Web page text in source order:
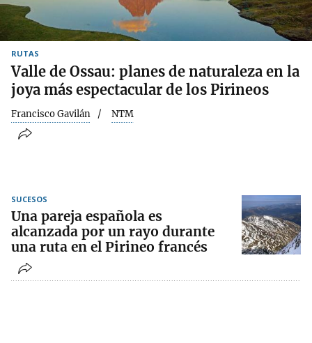
RUTAS
Valle de Ossau: planes de naturaleza en la
joya más espectacular de los Pirineos
Francisco Gavilán NTM
SUCESOS
Una pareja española es
alcanzada por un rayo durante
una ruta en el Pirineo francés